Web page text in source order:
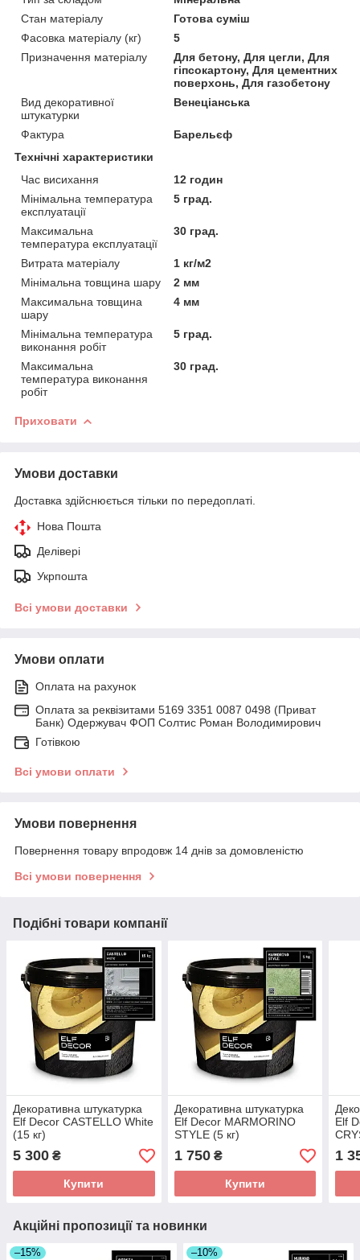
Стан матеріалу
Готова суміш
Фасовка матеріалу (кг)
5
Призначення матеріалу
Для бетону, Для цегли, Для
гіпсокартону, Для цементних
поверхонь, Для газобетону
Вид декоративної
штукатурки
Венеціанська
Фактура
Барельєф
Технічні характеристики
Час висихання
12 годин
Мінімальна температура
експлуатації
5 град.
Максимальна
температура експлуатації
30 град.
Витрата матеріалу
1 кг/м2
Мінімальна товщина шару
2 мм
Максимальна товщина
шару
4 мм
Мінімальна температура
виконання робіт
5 град.
Максимальна
температура виконання
робіт
30 град.
Приховати
Умови доставки
Доставка здійснюється тільки по передоплаті.
Нова Пошта
Делівері
Укрпошта
Всі умови доставки
Умови оплати
Оплата на рахунок
Оплата за реквізитами 5169 3351 0087 0498 (Приват
Банк) Одержувач ФОП Солтис Роман Володимирович
Готівкою
Всі умови оплати
Умови повернення
Повернення товару впродовж 14 днів за домовленістю
Всі умови повернення
Подібні товари компанії
Декоративна штукатyрка
Elf Decor CASTELLO White
(15 кг)
5 300 ₴
Купити
Декоративна штукатyрка
Elf Decor MARMORINO
STYLE (5 кг)
1 750₴
Купити
Elf
1
Акційні пропозиції та новинки
–15% –10%